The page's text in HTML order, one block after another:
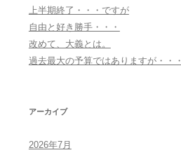
上半期終了・・・ですが
自由と好き勝手・・・
改めて、大義とは。
過去最大の予算ではありますが・・・
アーカイブ
2026年7月